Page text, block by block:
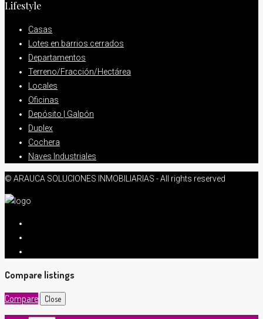
Lifestyle
Casas
Lotes en barrios cerrados
Departamentos
Terreno/Fracción/Hectárea
Locales
Oficinas
Depósito | Galpón
Duplex
Cochera
Naves Industriales
© ARAUCA SOLUCIONES INMOBILIARIAS - All rights reserved
Compare listings
Compare
Close